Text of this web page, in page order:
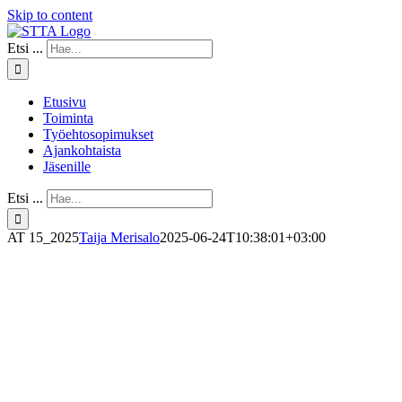
Skip to content
Etsi ...
Etusivu
Toiminta
Työehtosopimukset
Ajankohtaista
Jäsenille
Etsi ...
AT 15_2025Taija Merisalo2025-06-24T10:38:01+03:00